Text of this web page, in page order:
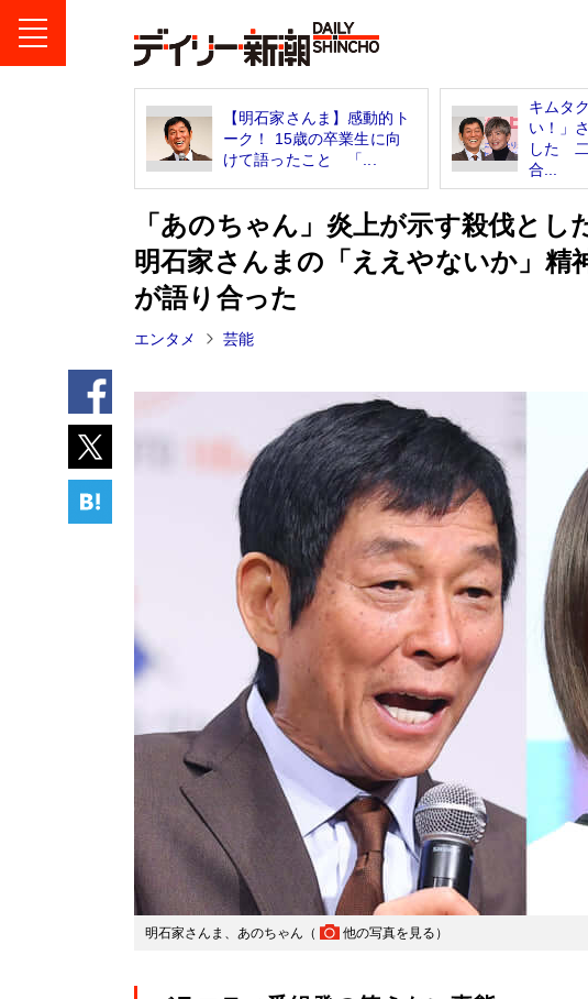
【明石家さんま】感動的ト
ーク！ 15歳の卒業生に向
けて語ったこと 「...
キムタ
い！」
した
合...
「あのちゃん」炎上が示す殺伐と
明石家さんまの「ええやないか」精
が語り合った
エンタメ 芸能
明石家さんま、あのちゃん（ 他の写真を見る ）